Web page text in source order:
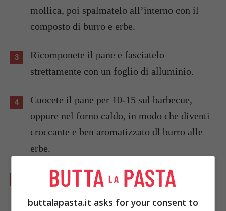
mollica, poi spalmatelo all’interno con il
composto di burro e erbe.
Ricomponete il pane e fasciatelo
strettamente con un foglio di alluminio.
Cuocete il pane per 10-15 sul barbecue,
oppure nel forno caldo, in modo che diventi
croccante e ben aromatizzato dl burro alle
erbe.
Aprite il cartoccio con il pane direttamente
buttalapasta.it asks for your consent to